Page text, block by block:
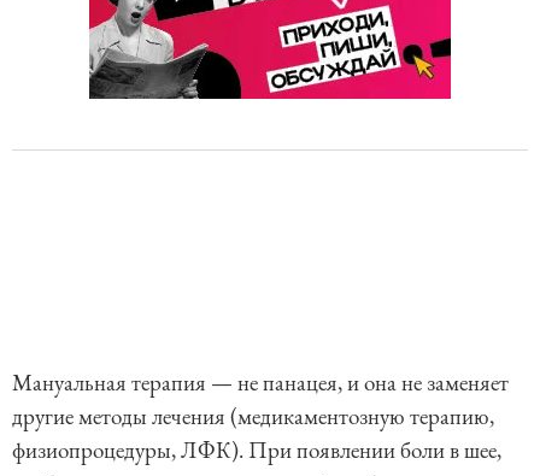
Мануальная терапия — не панацея, и она не заменяет
другие методы лечения (медикаментозную терапию,
физиопроцедуры, ЛФК). При появлении боли в шее,